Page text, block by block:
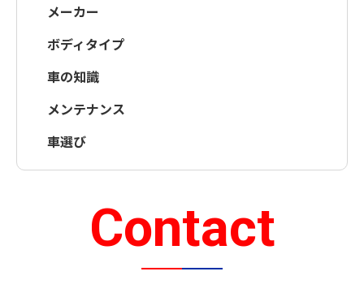
メーカー
ボディタイプ
車の知識
メンテナンス
車選び
Contact